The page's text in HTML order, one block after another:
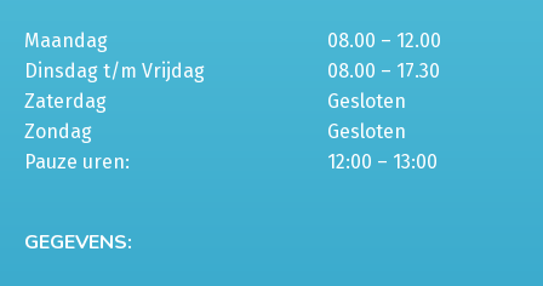
Maandag
08.00 – 12.00
Dinsdag t/m Vrijdag
08.00 – 17.30
Zaterdag
Gesloten
Zondag
Gesloten
Pauze uren:
12:00 – 13:00
GEGEVENS: